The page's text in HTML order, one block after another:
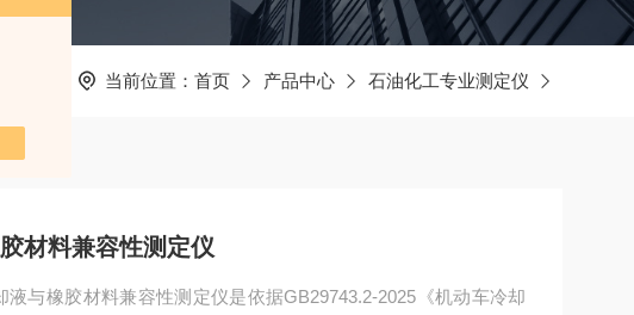
当前位置： 首页 产品中心 石油化工专业测定仪
材料兼容性测定仪
液与橡胶材料兼容性测定仪是依据GB29743.2-2025《机动车冷却